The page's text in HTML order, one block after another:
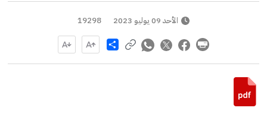
الأحد 09 يوليو 2023 19298
Share